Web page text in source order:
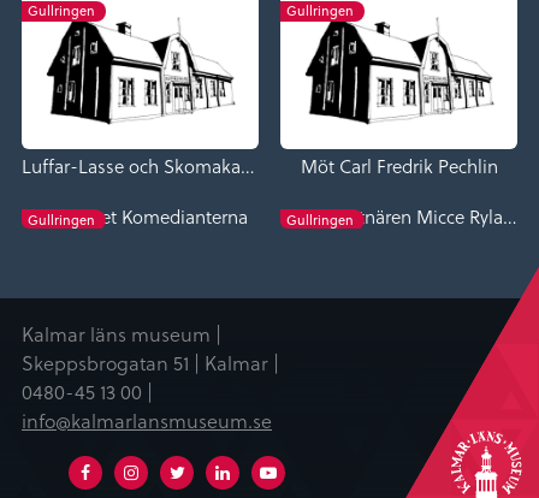
Gullringen
Luffar-Lasse och Skomakaren
Gullringen
Möt Carl Fredrik Pechlin
Gullringen
Sällskapet Komedianterna Gullringen Möt konstnären Micce Rylander
Kalmar läns museum |
Skeppsbrogatan 51 | Kalmar |
0480-45 13 00 |
info@kalmarlansmuseum.se
FacebookInstagram
TwitterLinkedin